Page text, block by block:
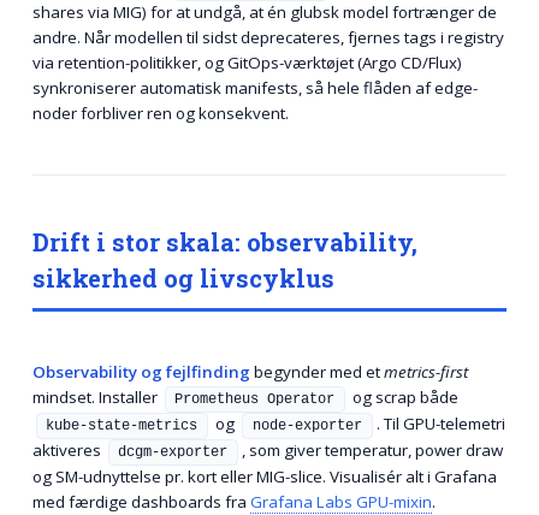
shares via MIG) for at undgå, at én glubsk model fortrænger de
andre. Når modellen til sidst deprecateres, fjernes tags i registry
via retention-politikker, og GitOps-værktøjet (Argo CD/Flux)
synkroniserer automatisk manifests, så hele flåden af edge-
noder forbliver ren og konsekvent.
Drift i stor skala: observability,
sikkerhed og livscyklus
Observability og fejlfinding begynder med etmetrics-first
mindset. Installer
Prometheus Operator og scrap både
kube-state-metrics og node-exporter
. Til GPU-telemetri
aktiveres
dcgm-exporter
, som giver temperatur, power draw
og SM-udnyttelse pr. kort eller MIG-slice. Visualisér alt i Grafana
med færdige dashboards fra Grafana Labs GPU-mixin.